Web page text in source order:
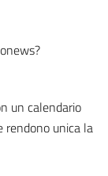
un calendario
rendono unica la